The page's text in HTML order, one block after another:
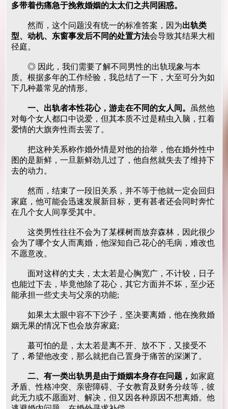
多带着伤痛急于挽救婚姻的太太们之共同困惑。
然而，这个问题没有统一的标准答案，因为出轨类
型、动机、东窗事发后不同的处置方法会导致其结果大相
径庭。
◎ 因此，我们需要了解不同男性的出轨现象与本
质。根据多年的工作经验，我总结了一下，大至可分为如
下几种蕞常见的情形。
一、出轨者本性花心，游走在不同的女人间。虽然他
对每个女人都口中说爱，但其本质不过是精虫入脑，扛着
爱情的大旗奔性而去罢了。
把这种关系称作婚外情是对他的抬举，他在婚外性中
图的是新鲜，一旦新鲜劲儿过了，他自然就失去了维持下
去的动力。
然而，结束了一段旧关系，并不等于他就一定会回归
家庭，他可能会迅速发展新目标，更有甚者还会同时奔忙
在几个女人间享受其中。
这类男性往往不会为了某棵树而放弃森林，因此很少
会为了哪个女人而离婚，他深知自己花心的毛病，难改也
不愿意改。
面对这样的丈夫，太太若是心胸宽广，不计较，日子
也能过下去，毕竟他除了花心，其它方面并不坏，至少还
能承担一些丈夫与父亲的功能;
如果太太眼中容不下沙子，坚决要离婚，他在挽救婚
姻无果的情况下也会放弃家庭;
蕞可怕的是，太太若是离不开、放不下，又接受不
了，希望他改变，那么就把自己置身于痛苦的深渊了。
二、有一类出轨男是由于婚姻本身存在问题，如家庭
矛盾、性格冲突、亲密障碍、子女教育及财务分歧等，彼
此无力或不愿面对、解决，但又因各种原因不想离婚。他